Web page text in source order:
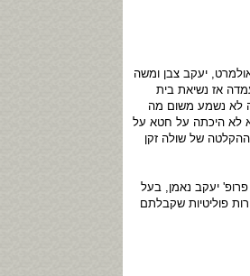
יעקב צבן ומשה
אז נשיאת בית
לא נשמע משום מה
לא היכתה על חטא על
של שולה זקן
יעקב נאמן, בעל
פוליטיות שקבלתם